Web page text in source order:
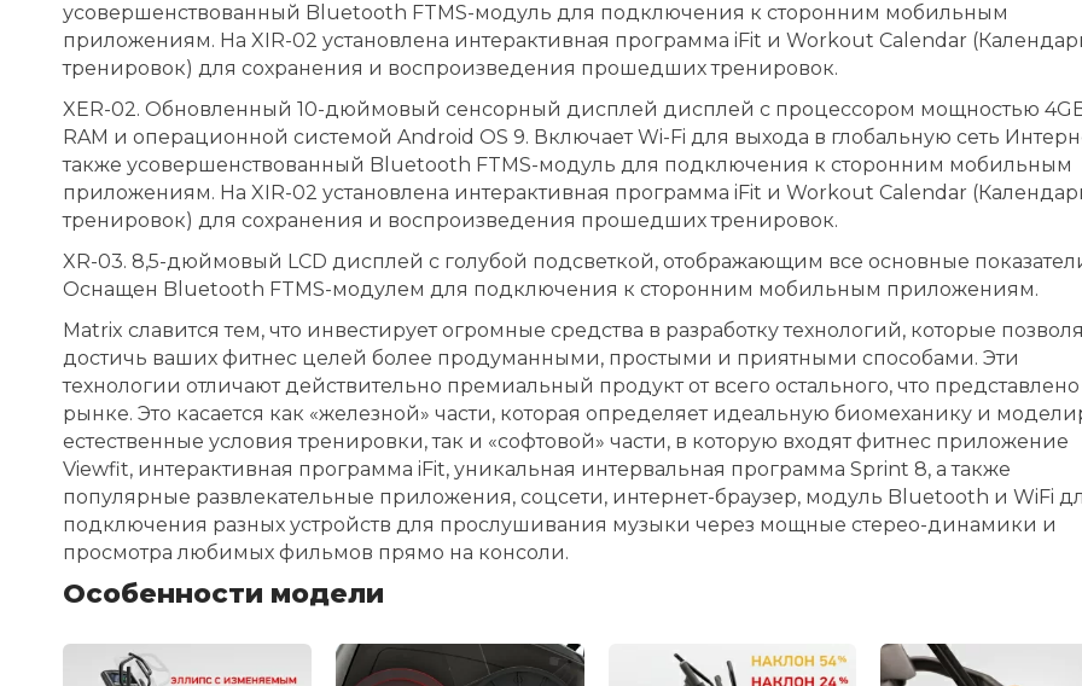
усовершенствованный Bluetooth FTMS-модуль для подключения к сторонним мобильным
приложениям. На XIR-02 установлена интерактивная программа iFit и Workout Calendar
тренировок) для сохранения и воспроизведения прошедших тренировок.
XER-02. Обновленный 10-дюймовый сенсорный дисплей дисплей с процессором мощностью
RAM и операционной системой Android OS 9. Включает Wi-Fi для выхода в глобальную сеть
также усовершенствованный Bluetooth FTMS-модуль для подключения к сторонним мобильным
приложениям. На XIR-02 установлена интерактивная программа iFit и Workout Calendar
тренировок) для сохранения и воспроизведения прошедших тренировок.
XR-03. 8,5-дюймовый LCD дисплей с голубой подсветкой, отображающим все основные
Оснащен Bluetooth FTMS-модулем для подключения к сторонним мобильным приложениям.
Matrix славится тем, что инвестирует огромные средства в разработку технологий, которые
достичь ваших фитнес целей более продуманными, простыми и приятными способами. Эти
технологии отличают действительно премиальный продукт от всего остального, что
рынке. Это касается как «железной» части, которая определяет идеальную биомеханику и
естественные условия тренировки, так и «софтовой» части, в которую входят фитнес приложение
Viewfit, интерактивная программа iFit, уникальная интервальная программа Sprint 8, а также
популярные развлекательные приложения, соцсети, интернет-браузер, модуль Bluetooth и WiFi
подключения разных устройств для прослушивания музыки через мощные стерео-динамики и
просмотра любимых фильмов прямо на консоли.
Особенности модели